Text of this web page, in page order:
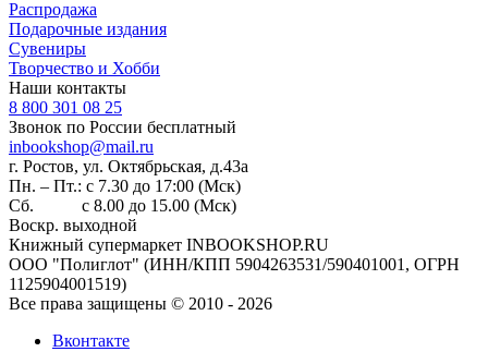
Распродажа
Подарочные издания
Сувениры
Творчество и Хобби
Наши контакты
8 800 301 08 25
Звонок по России бесплатный
inbookshop@mail.ru
г. Ростов, ул. Октябрьская, д.43а
Пн. – Пт.: с 7.30 до 17:00 (Мск)
Сб. с 8.00 до 15.00 (Мск)
Воскр. выходной
Книжный супермаркет INBOOKSHOP.RU
ООО "Полиглот" (ИНН/КПП 5904263531/590401001, ОГРН
1125904001519)
Все права защищены © 2010 - 2026
Вконтакте